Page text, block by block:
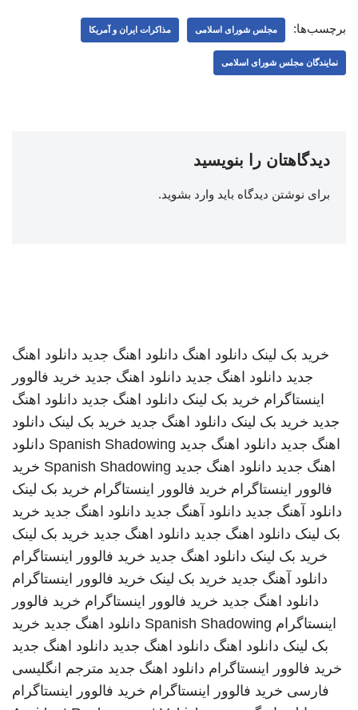
برچسب‌ها: مجلس شورای اسلامی مذاکرات ایران و آمریکا
نمایندگان مجلس شورای اسلامی
دیدگاهتان را بنویسید
برای نوشتن دیدگاه باید وارد بشوید.
خرید بک لینک دانلود اهنگ دانلود اهنگ جدید دانلود اهنگ
جدید دانلود اهنگ جدید دانلود اهنگ جدید خرید فالوور
اینستاگرام خرید بک لینک دانلود اهنگ جدید دانلود اهنگ
جدید خرید بک لینک دانلود اهنگ جدید خرید بک لینک دانلود
اهنگ جدید دانلود اهنگ جدید Spanish Shadowing دانلود
اهنگ جدید دانلود اهنگ جدید Spanish Shadowing خرید
فالوور اینستاگرام خرید فالوور اینستاگرام خرید بک لینک
دانلود آهنگ جدید دانلود آهنگ جدید دانلود اهنگ جدید خرید
بک لینک دانلود اهنگ جدید دانلود اهنگ جدید خرید بک لینک
خرید بک لینک دانلود اهنگ جدید خرید فالوور اینستاگرام
دانلود آهنگ جدید خرید بک لینک خرید فالوور اینستاگرام
دانلود اهنگ جدید خرید فالوور اینستاگرام خرید فالوور
اینستاگرام Spanish Shadowing دانلود اهنگ جدید خرید
بک لینک دانلود اهنگ دانلود اهنگ جدید دانلود اهنگ جدید
خرید فالوور اینستاگرام دانلود اهنگ جدید مترجم انگلیسی
فارسی خرید فالوور اینستاگرام خرید فالوور اینستاگرام